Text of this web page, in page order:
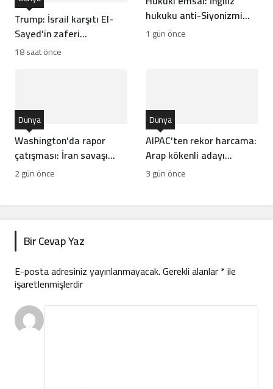
Trump: İsrail karşıtı El-
Sayed’in zaferi
Cumhuriyetçiler için
18 saat önce
hukuku anti-Siyonizmi
koruma altına aldı
1 gün önce
Washington’da rapor
çatışması: İran savaşı
ABD füze stoklarını
tüketti mi?
Dünya
2 gün önce
AIPAC’ten rekor harcama:
Arap kökenli adayı
devirme planı
Dünya
3 gün önce
Bir Cevap Yaz
E-posta adresiniz yayınlanmayacak.Gerekli alanlar*ile
işaretlenmişlerdir